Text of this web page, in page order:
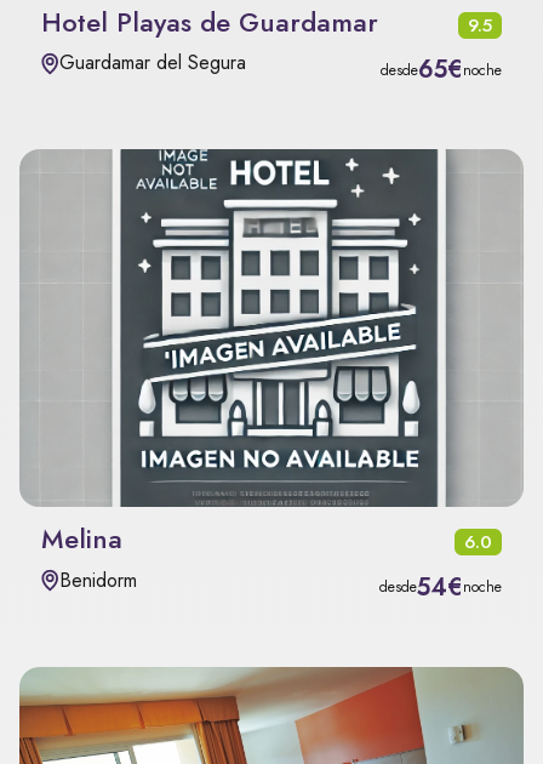
Hotel Playas de Guardamar 9.5
Guardamar del Segura desde65€noche
Melina 6.0
Benidorm desde54€noche